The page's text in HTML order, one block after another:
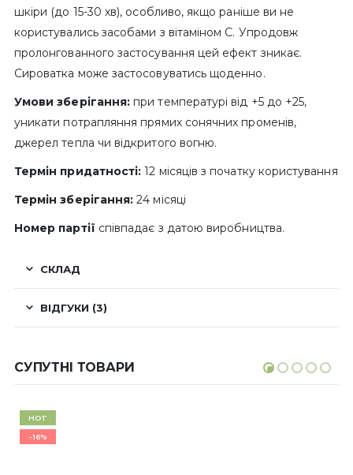
шкіри (до 15-30 хв), особливо, якщо раніше ви не
користувались засобами з вітаміном С. Упродовж
пролонгованного застосування цей ефект зникає.
Сироватка може застосовуватись щоденно.
Умови зберігання: при температурі від +5 до +25,
уникати потрапляння прямих сонячних променів,
джерел тепла чи відкритого вогню.
Термін придатності: 12 місяців з початку користування
Термін зберігання: 24 місяці
Номер партії співпадає з датою виробництва.
СКЛАД
ВІДГУКИ (3)
СУПУТНІ ТОВАРИ
HOT
-16%